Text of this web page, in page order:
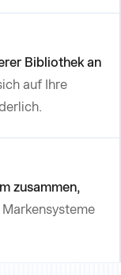
Bibliothek an
auf Ihre
zusammen,
Markensysteme